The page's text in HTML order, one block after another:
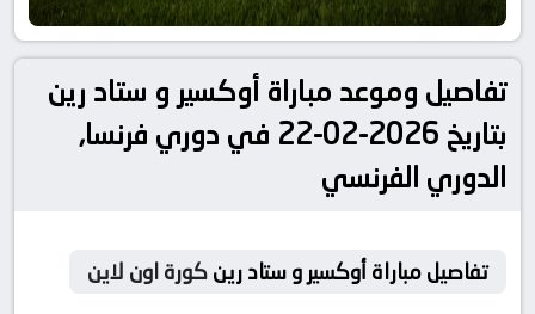
تفاصيل وموعد مباراة أوكسير و ستاد رين
بتاريخ 2026-02-22 في دوري فرنسا,
الدوري الفرنسي
تفاصيل مباراة أوكسير و ستاد رينكورة اون لاين